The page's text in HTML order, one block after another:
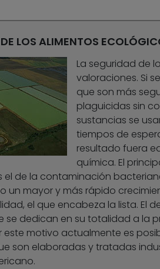
LOS ALIMENTOS
La seguridad de
valoraciones. Si
que son más
plaguicidas sin
sustancias se
tiempos de
resultado fuera
química. El
el de la contaminación
un mayor y más rápido
el que encabeza la lista. El
se dedican en su totalidad a la
este motivo actualmente es
son elaboradas y tratadas